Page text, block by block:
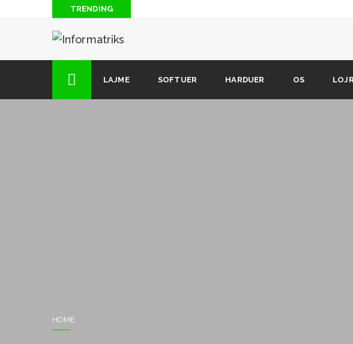
TRENDING
Si të hakojmë lojrat për Android (2 mënyra)
Si të shkarkoni muzikë nga Soundcloud (kur opsioni i shkarkimit nuk është
dizpozicion)
12 këshilla dhe truke të fshehura që çdo përdorues i iPhone X duhet t’i dijë
LAJME SOFTUER HARDUER OS
HOME